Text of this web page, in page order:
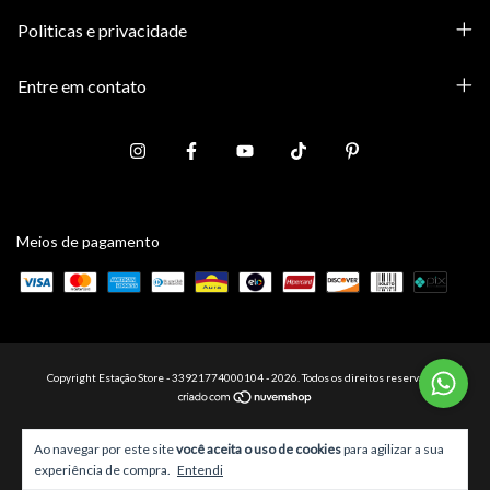
Ao navegar por este sitevocê aceita o uso de cookiespara agilizar a sua
experiência de compra. Entendi
Politicas e privacidade
Entre em contato
Meios de pagamento
Copyright Estação Store - 33921774000104 - 2026. Todos os direitos reservados.